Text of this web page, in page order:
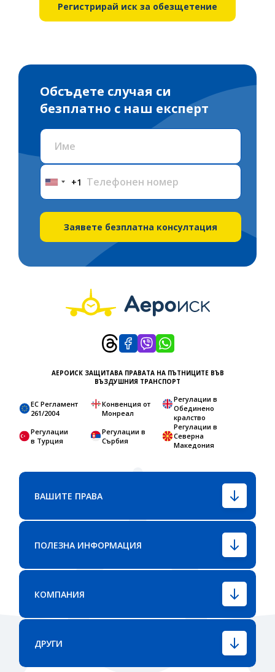
Регистрирай иск за обезщетение
Обсъдете случая си
безплатно с наш експерт
United
States
+1
+1
Заявете безплатна консултация
АЕРОИСК ЗАЩИТАВА ПРАВАТА НА ПЪТНИЦИТЕ ВЪВ
ВЪЗДУШНИЯ ТРАНСПОРТ
ЕС Регламент
261/2004
Конвенция от
Монреал
Регулации в
Обединено
кралство
Регулации
в Турция
Регулации в
Сърбия
Регулации в
Северна
Македония
ВАШИТЕ ПРАВА
ПОЛЕЗНА ИНФОРМАЦИЯ
КОМПАНИЯ
ДРУГИ